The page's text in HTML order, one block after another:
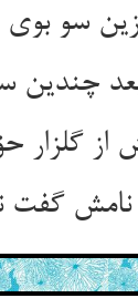
سو بوی
چندین
از گلزار
گفت